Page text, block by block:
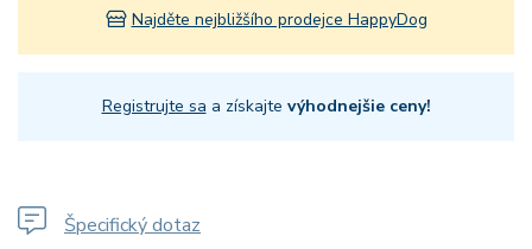
Najděte nejbližšího prodejce HappyDog
Registrujte sa a získajte výhodnejšie ceny!
Špecifický dotaz